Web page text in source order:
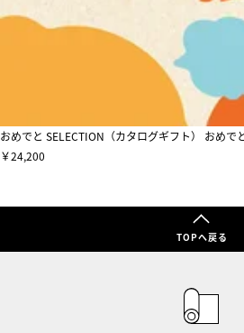
おめでと SELECTION（カタログギフト） おめで
￥24,200
TOPへ戻る